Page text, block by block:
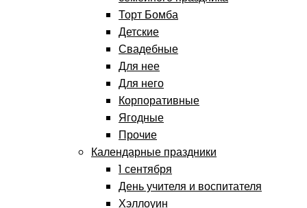
Торт Бомба
Детские
Свадебные
Для нее
Для него
Корпоративные
Ягодные
Прочие
Календарные праздники
1 сентября
День учителя и воспитателя
Хэллоуин